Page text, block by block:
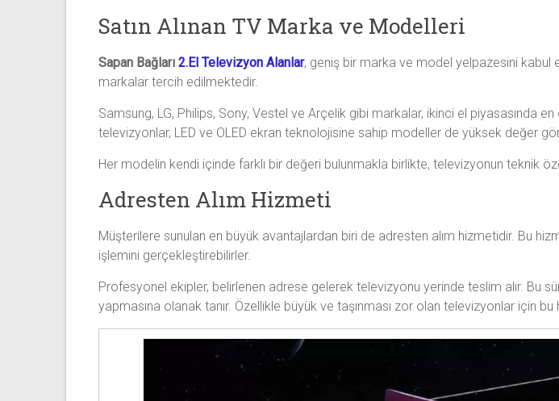
Satın Alınan TV Marka ve Modelleri
Sapan Bağları 2.El Televizyon Alanlar, geniş bir marka ve model yelpazesini kabul
markalar tercih edilmektedir.
Samsung, LG, Philips, Sony, Vestel ve Arçelik gibi markalar, ikinci el piyasasında
televizyonlar, LED ve OLED ekran teknolojisine sahip modeller de yüksek değer
Her modelin kendi içinde farklı bir değeri bulunmakla birlikte, televizyonun teknik
Adresten Alım Hizmeti
Müşterilere sunulan en büyük avantajlardan biri de adresten alım hizmetidir. Bu
işlemini gerçekleştirebilirler.
Profesyonel ekipler, belirlenen adrese gelerek televizyonu yerinde teslim alır. Bu
yapmasına olanak tanır. Özellikle büyük ve taşınması zor olan televizyonlar için